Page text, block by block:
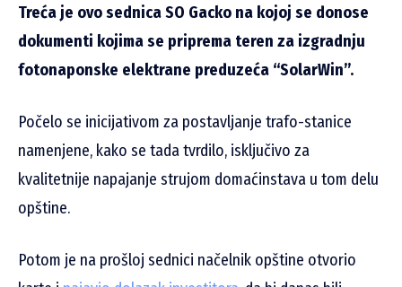
Treća je ovo sednica SO Gacko na kojoj se donose
dokumenti kojima se priprema teren za izgradnju
fotonaponske elektrane preduzeća “SolarWin”.
Počelo se inicijativom za postavljanje trafo-stanice
namenjene, kako se tada tvrdilo, isključivo za
kvalitetnije napajanje strujom domaćinstava u tom delu
opštine.
Potom je na prošloj sednici načelnik opštine otvorio